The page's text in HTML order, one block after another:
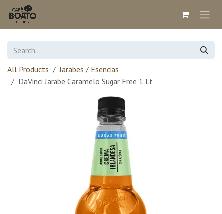
Skip to Content
All Products
Jarabes / Esencias
DaVinci Jarabe Caramelo Sugar Free 1 Lt